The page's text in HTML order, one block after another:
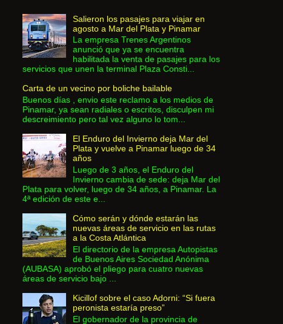
Salieron los pasajes para viajar en
agosto a Mar del Plata y Pinamar
La empresa Trenes Argentinos
anunció que ya se encuentra
habilitada la venta de pasajes para los
servicios que unen la terminal Plaza Consti...
Carta de un vecino por boliche bailable
Buenos días , envio este reclamo a los medios de
Pinamar, ya sean radiales o escritos, disculpen mi
descreimiento pero tal vez alguno lo tom...
El Enduro del Invierno deja Mar del
Plata y vuelve a Pinamar luego de 34
años
Luego de 3 años, el Enduro del
Invierno cambia de sede: deja Mar del
Plata para volver, luego de 34 años, a Pinamar. La
4ª edición de este e...
Cómo serán y dónde estarán las
nuevas áreas de servicio en las rutas
a la Costa Atlántica
El directorio de la empresa Autopistas
de Buenos Aires Sociedad Anónima
(AUBASA) aprobó el pliego para cuatro nuevas
áreas de servicio bajo ...
Kicillof sobre el caso Adorni: “Si fuera
peronista estaría preso”
El gobernador de la provincia de